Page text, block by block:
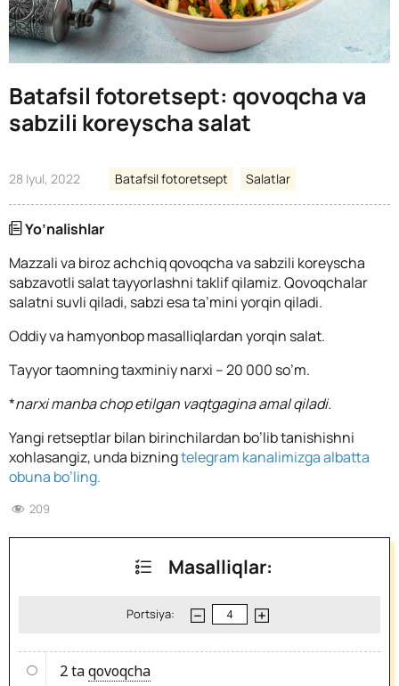
Batafsil fotoretsept: qovoqcha va
sabzili koreyscha salat
28 Iyul, 2022 Batafsil fotoretsept Salatlar
Yo’nalishlar
Mazzali va biroz achchiq qovoqcha va sabzili koreyscha
sabzavotli salat tayyorlashni taklif qilamiz. Qovoqchalar
salatni suvli qiladi, sabzi esa ta’mini yorqin qiladi.
Oddiy va hamyonbop masalliqlardan yorqin salat.
Tayyor taomning taxminiy narxi – 20 000 so’m.
*narxi manba chop etilgan vaqtgagina amal qiladi.
Yangi retseptlar bilan birinchilardan bo’lib tanishishni
xohlasangiz, unda bizningtelegram kanalimizga albatta
obuna bo’ling.
209
Masalliqlar:
Portsiya:
2 taqovoqcha